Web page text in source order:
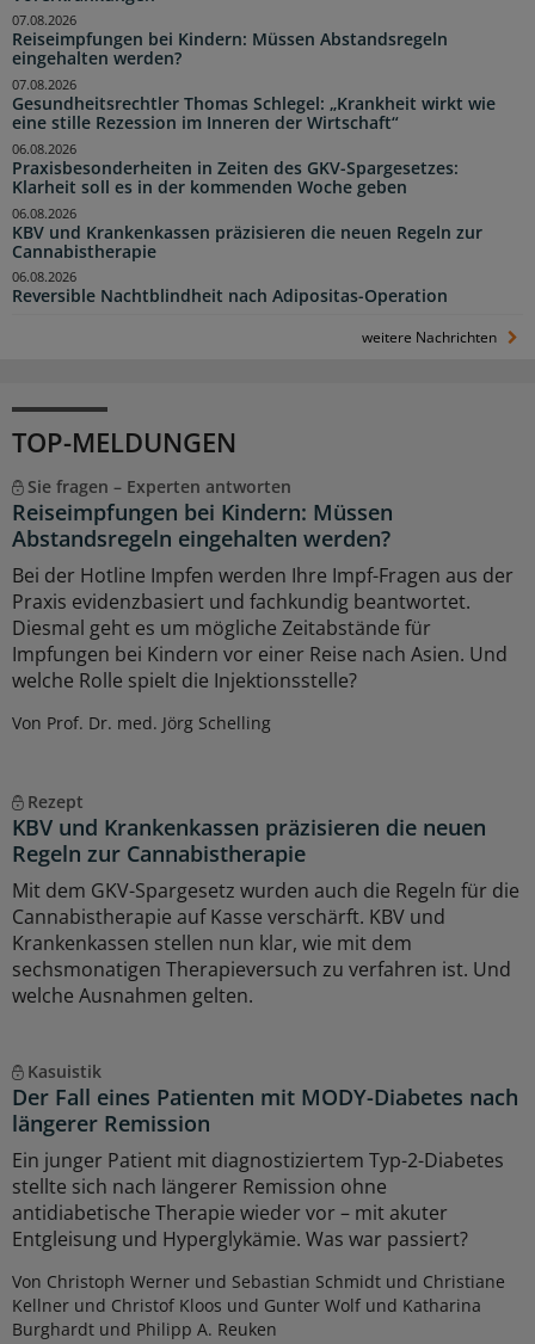
Reiseimpfungen bei Kindern: Müssen Abstandsregeln
eingehalten werden?
07.08.2026
Gesundheitsrechtler Thomas Schlegel: „Krankheit wirkt wie
eine stille Rezession im Inneren der Wirtschaft“
07.08.2026
Praxisbesonderheiten in Zeiten des GKV-Spargesetzes:
Klarheit soll es in der kommenden Woche geben
06.08.2026
KBV und Krankenkassen präzisieren die neuen Regeln zur
Cannabistherapie
06.08.2026
Reversible Nachtblindheit nach Adipositas-Operation
06.08.2026
weitere Nachrichten
TOP-MELDUNGEN
Sie fragen – Experten antworten
Reiseimpfungen bei Kindern: Müssen
Abstandsregeln eingehalten werden?
Bei der Hotline Impfen werden Ihre Impf-Fragen aus der
Praxis evidenzbasiert und fachkundig beantwortet.
Diesmal geht es um mögliche Zeitabstände für
Impfungen bei Kindern vor einer Reise nach Asien. Und
welche Rolle spielt die Injektionsstelle?
Von Prof. Dr. med. Jörg Schelling
Rezept
KBV und Krankenkassen präzisieren die neuen
Regeln zur Cannabistherapie
Mit dem GKV-Spargesetz wurden auch die Regeln für die
Cannabistherapie auf Kasse verschärft. KBV und
Krankenkassen stellen nun klar, wie mit dem
sechsmonatigen Therapieversuch zu verfahren ist. Und
welche Ausnahmen gelten.
Kasuistik
Der Fall eines Patienten mit MODY-Diabetes nach
längerer Remission
Ein junger Patient mit diagnostiziertem Typ-2-Diabetes
stellte sich nach längerer Remission ohne
antidiabetische Therapie wieder vor – mit akuter
Entgleisung und Hyperglykämie. Was war passiert?
Von Christoph Werner und Sebastian Schmidt und Christiane
Kellner und Christof Kloos und Gunter Wolf und Katharina
Burghardt und Philipp A. Reuken